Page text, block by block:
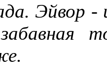
Эйвор -